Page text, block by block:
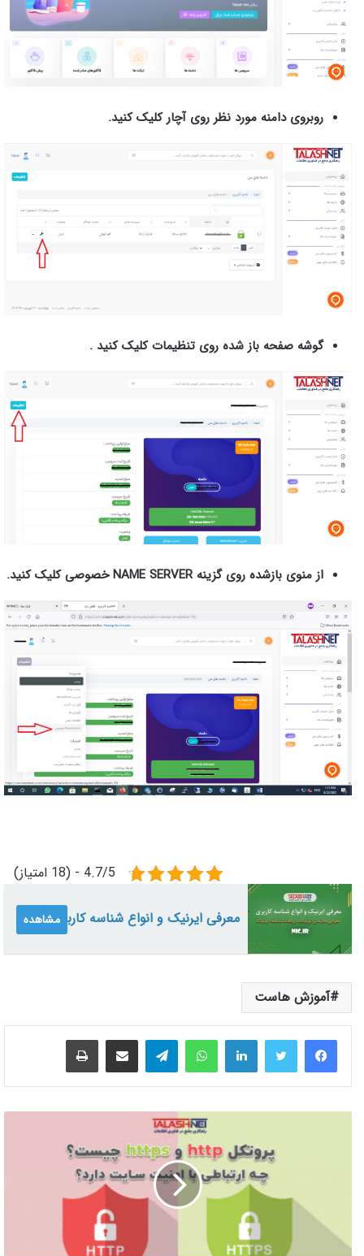
روبروی دامنه مورد نظر روی آچار کلیک کنید.
گوشه صفحه باز شده روی تنظیمات کلیک کنید .
از منوی بازشده روی گزینهNAME SERVER خصوصی کلیک کنید.
4.7/5 - (18 امتیاز)
معرفی ایرنیک و انواع شناسه کاربریمشاهده
آموزش هاست
لینکدینواتس آپ تلگرام اشتراک گذاری از طریق ایمیل چاپ